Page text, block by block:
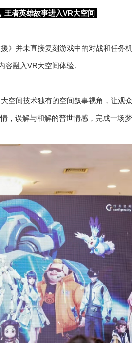
王者英雄故事进入VR大空间
》并未直接复刻游戏中的对战和任务
融入VR大空间体验。
空间技术独有的空间叙事视角，让观
，误解与和解的普世情感，完成一场梦